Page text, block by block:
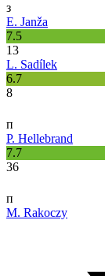
з
E. Janža
7.5
13
L. Sadílek
6.7
8
п
P. Hellebrand
7.7
36
п
M. Rakoczy